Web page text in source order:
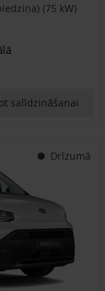
(75 kW)
salīdzināšanai
Drīzumā